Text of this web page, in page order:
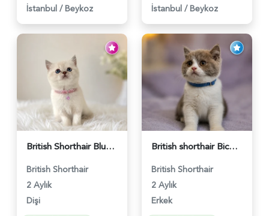
İstanbul / Beykoz İstanbul / Beykoz
British Shorthair Blue Point Kızımız 2 Aylık - 5149
British Shorthair
2 Aylık
Dişi
British shorthair Bicolor Lilac Erkek - 5905
British Shorthair
2 Aylık
Erkek